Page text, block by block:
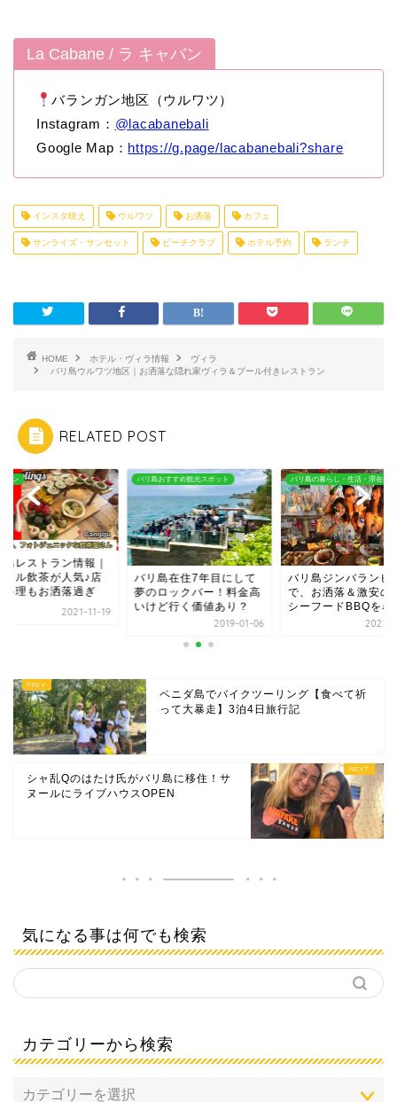
La Cabane / ラ キャバン
バランガン地区（ウルワツ）
Instagram： @lacabanebali
Google Map： https://g.page/lacabanebali?share
インスタ映え ウルワツ お洒落 カフェ
サンライズ・サンセット ビーチクラブ ホテル予約 ランチ
HOME ホテル・ヴィラ情報
ヴィラ
バリ島ウルワツ地区｜お洒落な隠れ家ヴィラ＆プール付きレストラン
RELATED POST
おすすめ観光スポット
島在住7年目にして
ロックバー！料金高
ど行く価値あり？
バリ島の暮らし・生活・滞在者向け
バリ島ジンバランビーチ
で、お洒落＆激安の穴場
シーフードBBQを暴露
2022-04-17
レストラン
バリ島レストラン情
カラフル飲茶が人気
内も料理もお洒落過
2021-
ペニダ島でバイクツーリング【食べて祈
って大暴走】3泊4日旅行記
シャ乱Qのはたけ氏がバリ島に移住！サ
ヌールにライブハウスOPEN
気になる事は何でも検索
カテゴリーから検索